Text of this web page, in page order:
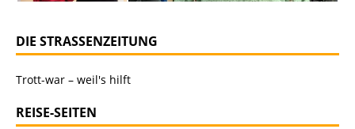
DIE STRASSENZEITUNG
Trott-war – weil's hilft
REISE-SEITEN